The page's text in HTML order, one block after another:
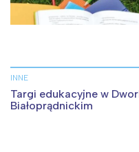
INNE
Targi edukacyjne w
Białoprądnickim